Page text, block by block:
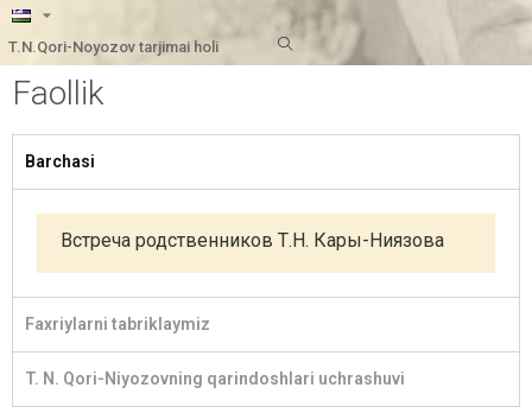
T.N.Qori-Noyozov tarjimai holi
Faollik
Barchasi
Встреча родственников Т.Н. Кары-Ниязова
azamov.pdf
Faxriylarni tabriklaymiz
T. N. Qori-Niyozovning qarindoshlari uchrashuvi